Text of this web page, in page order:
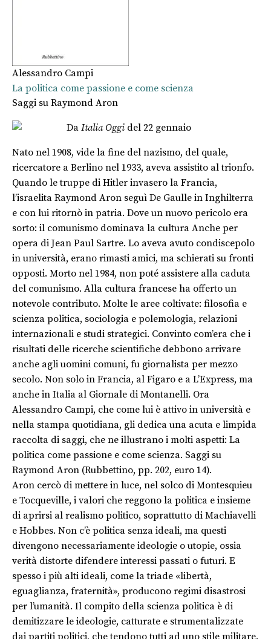
Alessandro Campi
La politica come passione e come scienza
Saggi su Raymond Aron
Da Italia Oggi del 22 gennaio
Nato nel 1908, vide la fine del nazismo, del quale,
ricercatore a Berlino nel 1933, aveva assistito al trionfo.
Quando le truppe di Hitler invasero la Francia,
l’israelita Raymond Aron seguì De Gaulle in Inghilterra
e con lui ritornò in patria. Dove un nuovo pericolo era
sorto: il comunismo dominava la cultura Anche per
opera di Jean Paul Sartre. Lo aveva avuto condiscepolo
in università, erano rimasti amici, ma schierati su fronti
opposti. Morto nel 1984, non poté assistere alla caduta
del comunismo. Alla cultura francese ha offerto un
notevole contributo. Molte le aree coltivate: filosofia e
scienza politica, sociologia e polemologia, relazioni
internazionali e studi strategici. Convinto com’era che i
risultati delle ricerche scientifiche debbono arrivare
anche agli uomini comuni, fu giornalista per mezzo
secolo. Non solo in Francia, al Figaro e a L’Express, ma
anche in Italia al Giornale di Montanelli. Ora
Alessandro Campi, che come lui è attivo in università e
nella stampa quotidiana, gli dedica una acuta e limpida
raccolta di saggi, che ne illustrano i molti aspetti: La
politica come passione e come scienza. Saggi su
Raymond Aron (Rubbettino, pp. 202, euro 14).
Aron cercò di mettere in luce, nel solco di Montesquieu
e Tocqueville, i valori che reggono la politica e insieme
di aprirsi al realismo politico, soprattutto di Machiavelli
e Hobbes. Non c’è politica senza ideali, ma questi
divengono necessariamente ideologie o utopie, ossia
verità distorte difendere interessi passati o futuri. E
spesso i più alti ideali, come la triade «libertà,
eguaglianza, fraternità», producono regimi disastrosi
per l’umanità. Il compito della scienza politica è di
demitizzare le ideologie, catturate e strumentalizzate
dai partiti politici, che tendono tutti ad uno stile militare.